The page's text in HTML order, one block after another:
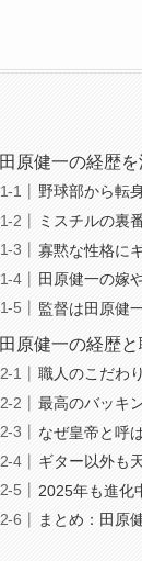
田原健一の経歴
野球部から転
ミスチルの裏
寡黙な性格に
田原健一の嫁
監督は田原健
田原健一の経歴
職人のこだわ
最高のバッキ
なぜ皇帝と呼
ギター以外も
2025年も進化
まとめ：田原